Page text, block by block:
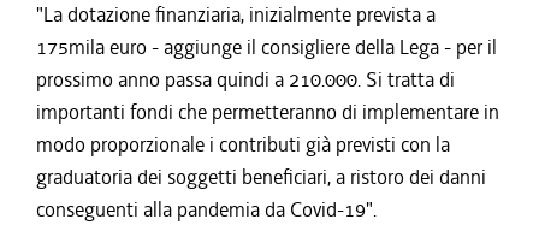
"La dotazione finanziaria, inizialmente prevista a
175mila euro - aggiunge il consigliere della Lega - per il
prossimo anno passa quindi a 210.000. Si tratta di
importanti fondi che permetteranno di implementare in
modo proporzionale i contributi già previsti con la
graduatoria dei soggetti beneficiari, a ristoro dei danni
conseguenti alla pandemia da Covid-19".